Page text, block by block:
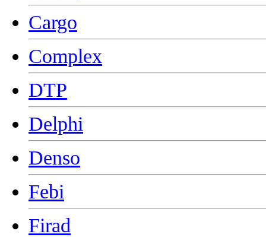
Cargo
Complex
DTP
Delphi
Denso
Febi
Firad